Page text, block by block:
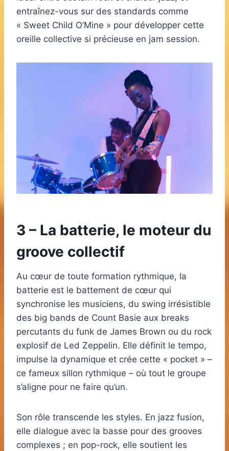
entraînez-vous sur des standards comme
« Sweet Child O’Mine » pour développer cette
oreille collective si précieuse en jam session.
3 – La batterie, le moteur du
groove collectif
Au cœur de toute formation rythmique, la
batterie est le battement de cœur qui
synchronise les musiciens, du swing irrésistible
des big bands de Count Basie aux breaks
percutants du funk de James Brown ou du rock
explosif de Led Zeppelin. Elle définit le tempo,
impulse la dynamique et crée cette « pocket » –
ce fameux sillon rythmique – où tout le groupe
s’aligne pour ne faire qu’un.
Son rôle transcende les styles. En jazz fusion,
elle dialogue avec la basse pour des grooves
complexes ; en pop-rock, elle soutient les